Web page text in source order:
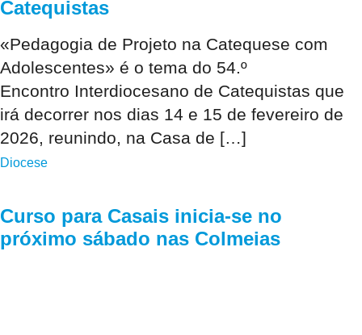
Catequistas
«Pedagogia de Projeto na Catequese com
Adolescentes» é o tema do 54.º
Encontro Interdiocesano de Catequistas que
irá decorrer nos dias 14 e 15 de fevereiro de
2026, reunindo, na Casa de […]
Diocese
Curso para Casais inicia-se no
próximo sábado nas Colmeias